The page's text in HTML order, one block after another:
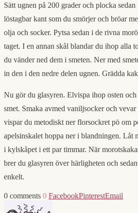
Sätt ugnen på 200 grader och plocka
löstagbar kant som du smörjer och bröar
olja och socker. Pytsa sedan i de rivna
taget. I en annan skål blandar du ihop alla
du vänder ned dem i smeten. Ner med
in den i den nedre delen ugnen. Grädda
Nu gör du glasyren. Elvispa ihop osten
smet. Smaka avmed vaniljsocker och
vispar du metodiskt ner florsockret pö om
apelsinskalet hoppa ner i blandningen. Låt
i kylskåpet i ett par timmar. När
brer du glasyren över härligheten och
enkelt.
0 comments 0 FacebookPinterestEmail